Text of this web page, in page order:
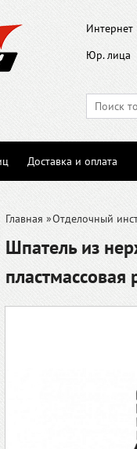
Интернет
Юр. лица
Доставка и оплата
Главная »Отделочный
Шпатель из
пластмассовая